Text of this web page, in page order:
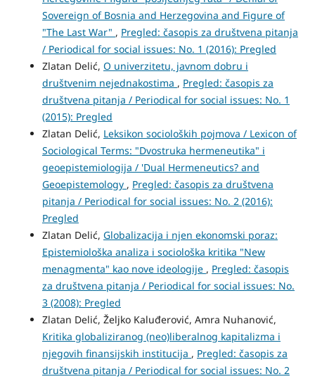
Sovereign of Bosnia and Herzegovina and Figure of
"The Last War" , Pregled: časopis za društvena pitanja
/ Periodical for social issues: No. 1 (2016): Pregled
Zlatan Delić, O univerzitetu, javnom dobru i
društvenim nejednakostima , Pregled: časopis za
društvena pitanja / Periodical for social issues: No. 1
(2015): Pregled
Zlatan Delić, Leksikon socioloških pojmova / Lexicon of
Sociological Terms: "Dvostruka hermeneutika" i
geoepistemiologija / 'Dual Hermeneutics? and
Geoepistemology , Pregled: časopis za društvena
pitanja / Periodical for social issues: No. 2 (2016):
Pregled
Zlatan Delić, Globalizacija i njen ekonomski poraz:
Epistemiološka analiza i sociološka kritika "New
menagmenta" kao nove ideologije , Pregled: časopis
za društvena pitanja / Periodical for social issues: No.
3 (2008): Pregled
Zlatan Delić, Željko Kaluđerović, Amra Nuhanović,
Kritika globaliziranog (neo)liberalnog kapitalizma i
njegovih finansijskih institucija , Pregled: časopis za
društvena pitanja / Periodical for social issues: No. 2